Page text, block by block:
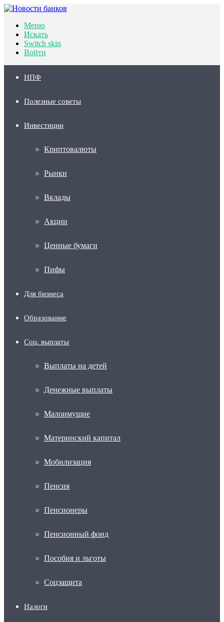
Меню
Искать
Switch skin
Войти
НПФ
Полезные советы
Инвестиции
Криптовалюты
Рынки
Вклады
Акции
Ценные бумаги
Пифы
Для бизнеса
Образование
Соц. выплаты
Выплаты на детей
Денежные выплаты
Малоимущие
Материнский капитал
Мобилизация
Пенсия
Пенсионеры
Пенсионный фонд
Пособия и льготы
Соцзащита
Налоги